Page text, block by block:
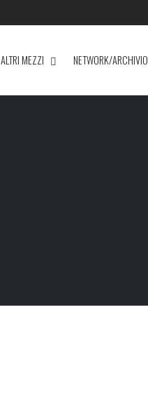
ALTRI MEZZI NETWORK/ARCHIVIO